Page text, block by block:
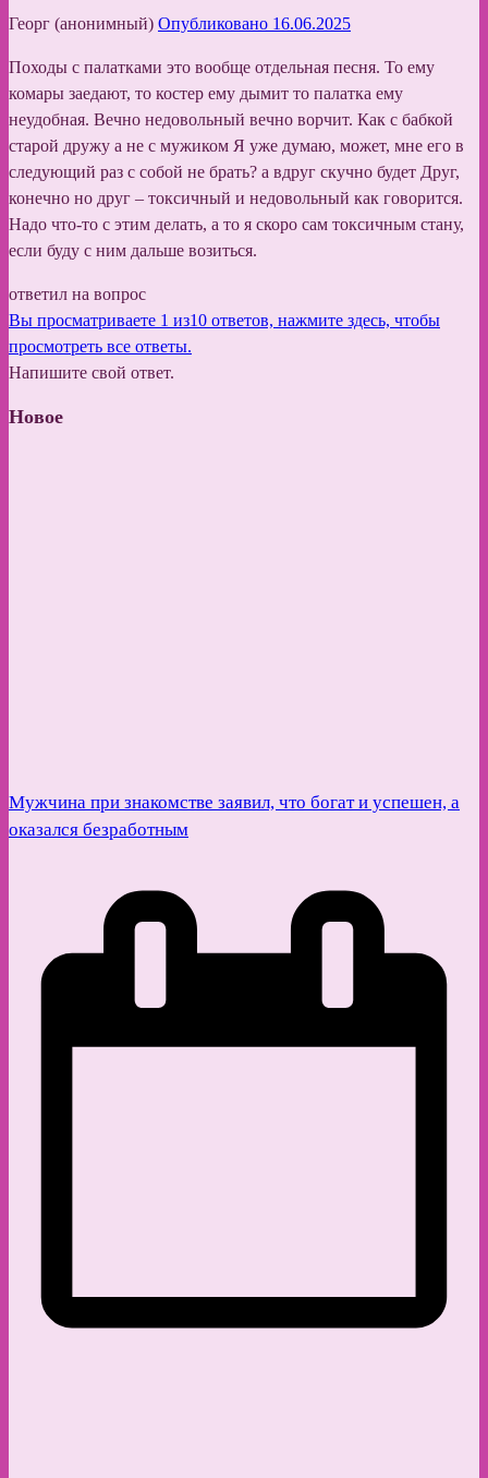
Георг (анонимный) Опубликовано 16.06.2025
Походы с палатками это вообще отдельная песня. То ему
комары заедают, то костер ему дымит то палатка ему
неудобная. Вечно недовольный вечно ворчит. Как с бабкой
старой дружу а не с мужиком Я уже думаю, может, мне его в
следующий раз с собой не брать? а вдруг скучно будет Друг,
конечно но друг – токсичный и недовольный как говорится.
Надо что-то с этим делать, а то я скоро сам токсичным стану,
если буду с ним дальше возиться.
ответил на вопрос
Вы просматриваете 1 из10 ответов, нажмите здесь, чтобы
просмотреть все ответы.
Напишите свой ответ.
Новое
Мужчина при знакомстве заявил, что богат и успешен, а
оказался безработным